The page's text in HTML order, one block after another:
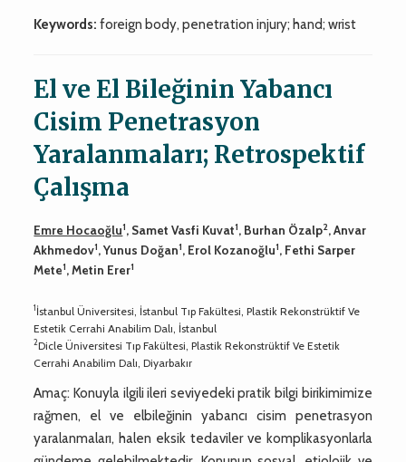
Keywords: foreign body, penetration injury; hand; wrist
El ve El Bileğinin Yabancı
Cisim Penetrasyon
Yaralanmaları; Retrospektif
Çalışma
Emre Hocaoğlu1, Samet Vasfi Kuvat1, Burhan Özalp2, Anvar
Akhmedov1, Yunus Doğan1, Erol Kozanoğlu1, Fethi Sarper
Mete1, Metin Erer1
1İstanbul Üniversitesi, İstanbul Tıp Fakültesi, Plastik Rekonstrüktif Ve
Estetik Cerrahi Anabilim Dalı, İstanbul
2Dicle Üniversitesi Tıp Fakültesi, Plastik Rekonstrüktif Ve Estetik
Cerrahi Anabilim Dalı, Diyarbakır
Amaç: Konuyla ilgili ileri seviyedeki pratik bilgi birikimimize
rağmen, el ve elbileğinin yabancı cisim penetrasyon
yaralanmaları, halen eksik tedaviler ve komplikasyonlarla